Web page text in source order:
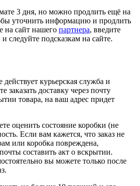
3 дня, но можно продлить ещё на
уточнить информацию и продлить
на сайт нашего партнера, введите
следуйте подсказкам на сайте.
курьерская служба и
заказать доставку через почту
товара, на ваш адрес придет
оценить состояние коробки (не
Если вам кажется, что заказ не
или коробка повреждена,
составить акт о вскрытии.
вы можете только после